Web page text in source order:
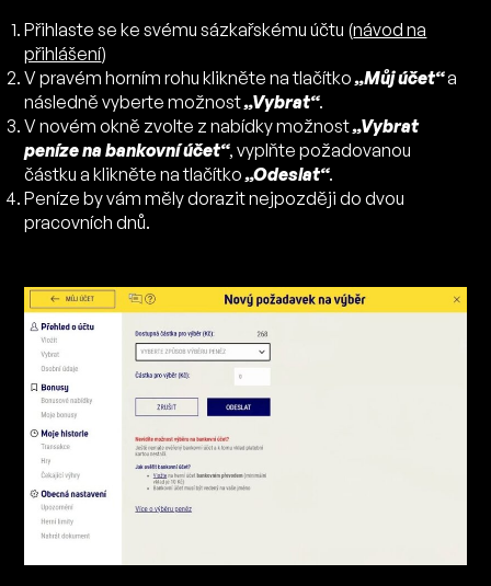
Přihlaste se ke svému sázkařskému účtu (návod na
přihlášení)
V pravém horním rohu klikněte na tlačítko„Můj účet“a
následně vyberte možnost„Vybrat“.
V novém okně zvolte z nabídky možnost„Vybrat
peníze na bankovní účet“, vyplňte požadovanou
částku a klikněte na tlačítko„Odeslat“.
Peníze by vám měly dorazit nejpozději do dvou
pracovních dnů.